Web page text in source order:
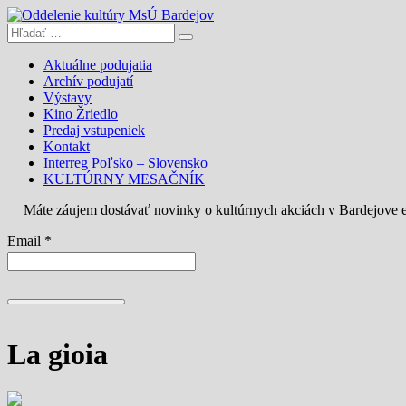
Aktuálne podujatia
Archív podujatí
Výstavy
Kino Žriedlo
Predaj vstupeniek
Kontakt
Interreg Poľsko – Slovensko
KULTÚRNY MESAČNÍK
Máte záujem dostávať novinky o kultúrnych akciách v Bardejove
Email *
La gioia